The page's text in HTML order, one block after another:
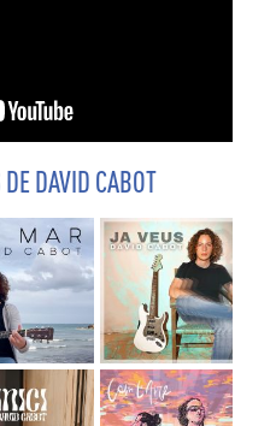
DAVID CABOT